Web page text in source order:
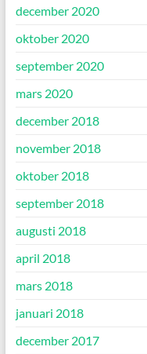
december 2020
oktober 2020
september 2020
mars 2020
december 2018
november 2018
oktober 2018
september 2018
augusti 2018
april 2018
mars 2018
januari 2018
december 2017